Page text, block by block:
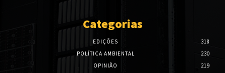
Categorias
EDIÇÕES
318
POLÍTICA AMBIENTAL
230
OPINIÃO
219